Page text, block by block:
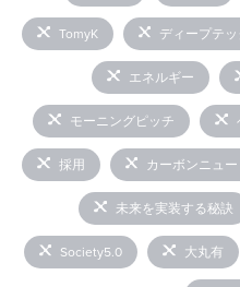
TomyK ディープテッ
エネルギー
モーニングピッチ
採用 カーボンニュ
未来を実装する秘訣
Society5.0 大丸有